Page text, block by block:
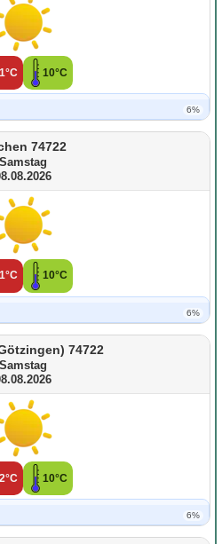
10°C
6%
74722
Samstag
10°C
6%
74722
Samstag
10°C
6%